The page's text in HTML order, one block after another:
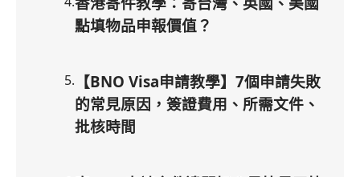
點填物品申報價值？
5.
【BNO Visa申請教學】7個申請失敗
的常見原因，簽證費用、所需文件、
批核時間